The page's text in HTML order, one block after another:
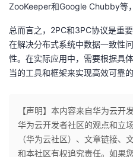
ZooKeeper和Google Chubby等
总而言之，2PC和3PC协议是重
在解决分布式系统中数据一致性
性。在实际应用中，需要根据具
当的工具和框架来实现高效可靠
【声明】本内容来自华为云开
华为云开发者社区的观点和立
（华为云社区）、文章链接、
和本社区有权追究责任。如果